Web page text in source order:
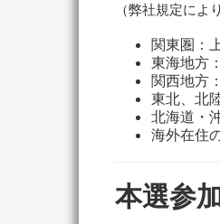
（弊社規定によ
関東圏：
東海地方
関西地方
東北、北
北海道・
海外在住
本選参